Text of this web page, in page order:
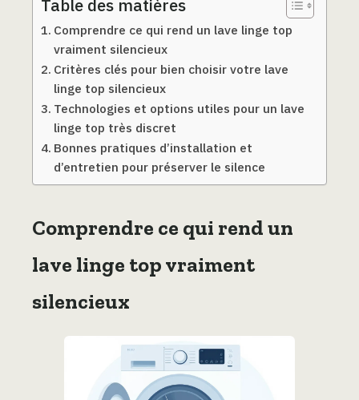
Table des matières
Comprendre ce qui rend un lave linge top
vraiment silencieux
Critères clés pour bien choisir votre lave
linge top silencieux
Technologies et options utiles pour un lave
linge top très discret
Bonnes pratiques d’installation et
d’entretien pour préserver le silence
Comprendre ce qui rend un
lave linge top vraiment
silencieux